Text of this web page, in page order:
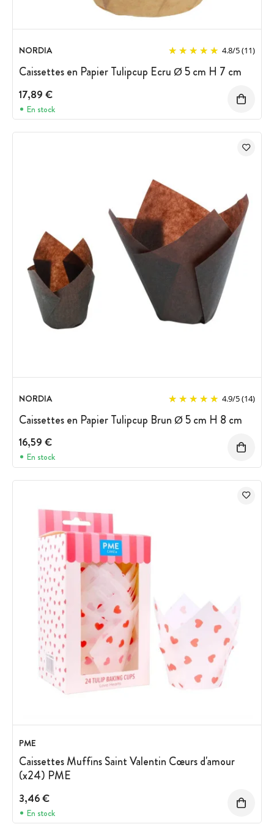
NORDIA 4.8/5(11)
Caissettes en Papier Tulipcup Ecru Ø 5 cm H 7 cm
17,89 €
En stock
NORDIA 4.9/5(14)
Caissettes en Papier Tulipcup Brun Ø 5 cm H 8 cm
16,59 €
En stock
PME
Caissettes Muffins Saint Valentin Cœurs d'amour
(x24) PME
3,46 €
En stock